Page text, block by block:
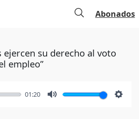
Abonados
ejercen su derecho al voto
empleo”
01:20